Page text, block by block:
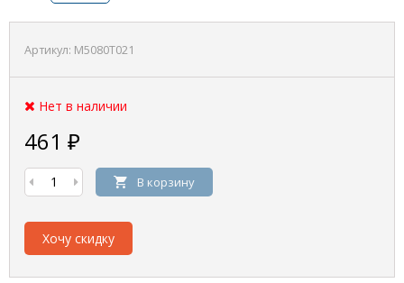
Артикул: M5080T021
Нет в наличии
461 ₽
В корзину
Хочу скидку